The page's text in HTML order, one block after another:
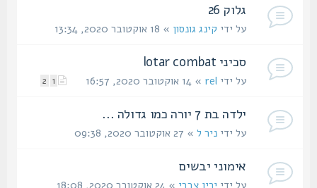
גלוק 26
על ידיקינג גונסון» 18 אוקטובר 2020, 13:34
סכיני lotar combat
2 על ידיrel» 14 אוקטובר 2020, 16:57
ילדה בת 7 יורה כמו גדולה ...
על ידיניר ל » 27 אוקטובר 2020, 09:38
אימוני יבשים
על ידיירין צברי » 24 אוקטובר 2020, 18:08